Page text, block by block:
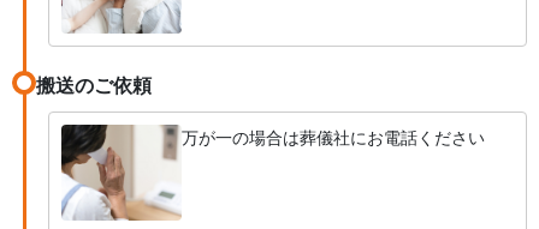
搬送のご依頼
万が一の場合は葬儀社にお電話ください